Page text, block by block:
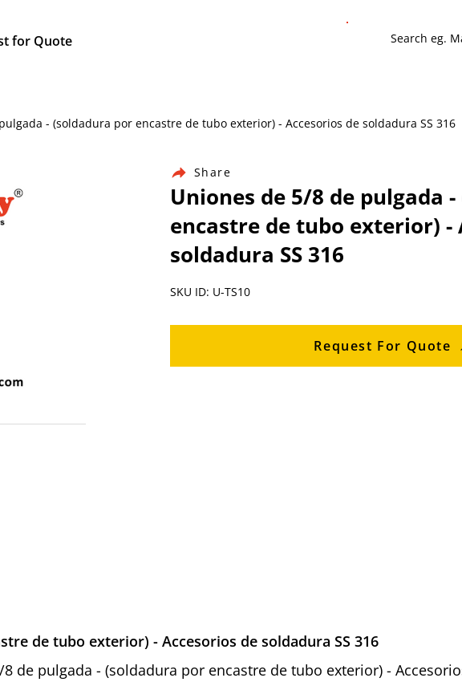
for Quote
- (soldadura por encastre de tubo exterior) - Accesorios de soldadura SS 316
Share
Uniones de 5/8 de pulgada
encastre de tubo exterior) -
soldadura SS 316
SKU ID: U-TS10
Request For Quote
de tubo exterior) - Accesorios de soldadura SS 316
de pulgada - (soldadura por encastre de tubo exterior) -